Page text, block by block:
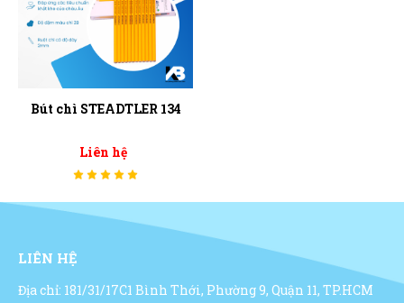
Bút chì STEADTLER 134
Liên hệ
LIÊN HỆ
Địa chỉ: 181/31/17C1 Bình Thới, Phường 9, Quận 11, TP.HCM